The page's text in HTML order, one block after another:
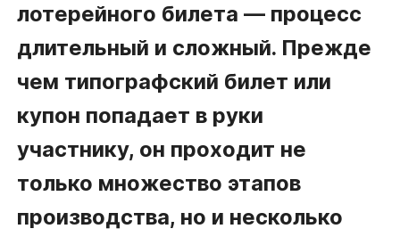
лотерейного билета — процесс
длительный и сложный. Прежде
чем типографский билет или
купон попадает в руки
участнику, он проходит не
только множество этапов
производства, но и несколько